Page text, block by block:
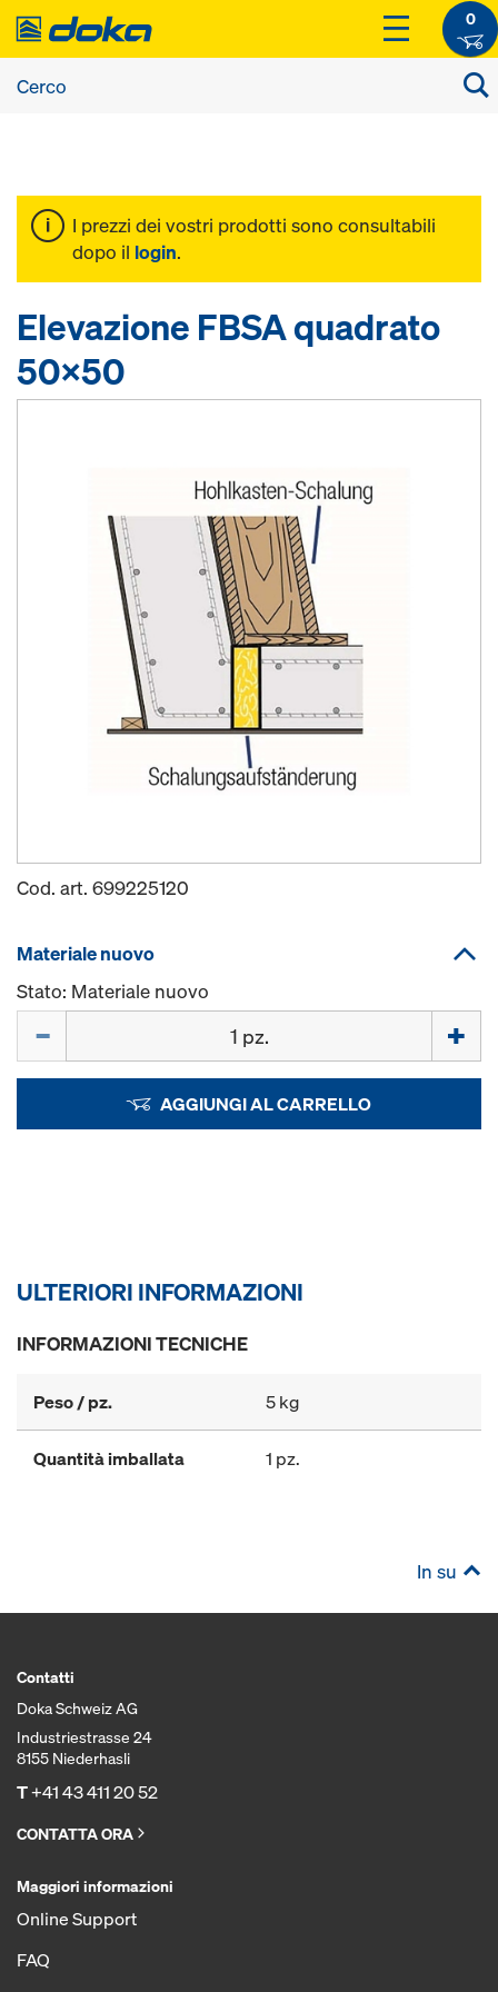
0
I prezzi dei vostri prodotti sono consultabili
dopo il login.
Elevazione FBSA quadrato
50x50
Cod. art. 699225120
Materiale nuovo
Stato: Materiale nuovo
AGGIUNGI AL CARRELLO
ULTERIORI INFORMAZIONI
INFORMAZIONI TECNICHE
Peso / pz. 5 kg
Quantità imballata 1 pz.
In su
Contatti
Doka Schweiz AG
Industriestrasse 24
8155 Niederhasli
T+41 43 411 20 52
CONTATTA ORA
Maggiori informazioni
Online Support
FAQ